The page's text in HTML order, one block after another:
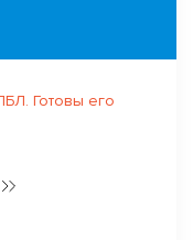
Готовы его